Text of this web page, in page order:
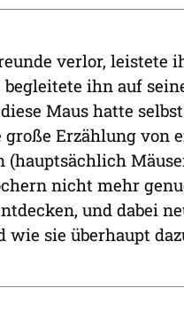
verlor, leistete
ihn auf
Maus hatte
Erzählung von
(hauptsächlich
nicht mehr
und dabei
wie sie überhaupt